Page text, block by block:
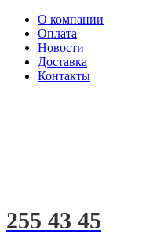
О компании
Оплата
Новости
Доставка
Контакты
255 43 45